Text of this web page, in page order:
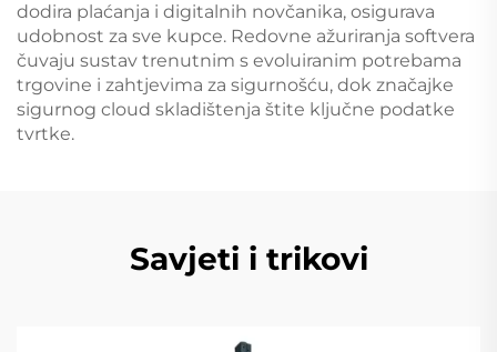
dodira plaćanja i digitalnih novčanika, osigurava
udobnost za sve kupce. Redovne ažuriranja softvera
čuvaju sustav trenutnim s evoluiranim potrebama
trgovine i zahtjevima za sigurnošću, dok značajke
sigurnog cloud skladištenja štite ključne podatke
tvrtke.
Savjeti i trikovi